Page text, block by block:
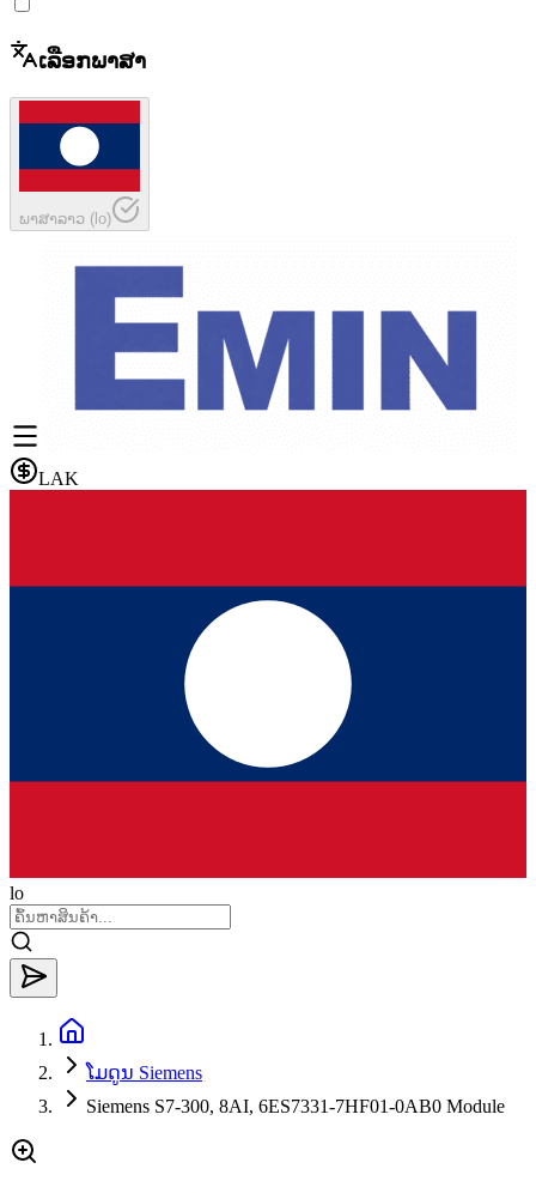
ເລືອກພາສາ
ພາສາລາວ (lo)
LAK
lo
ໂມດູນ Siemens
Siemens S7-300, 8AI, 6ES7331-7HF01-0AB0 Module